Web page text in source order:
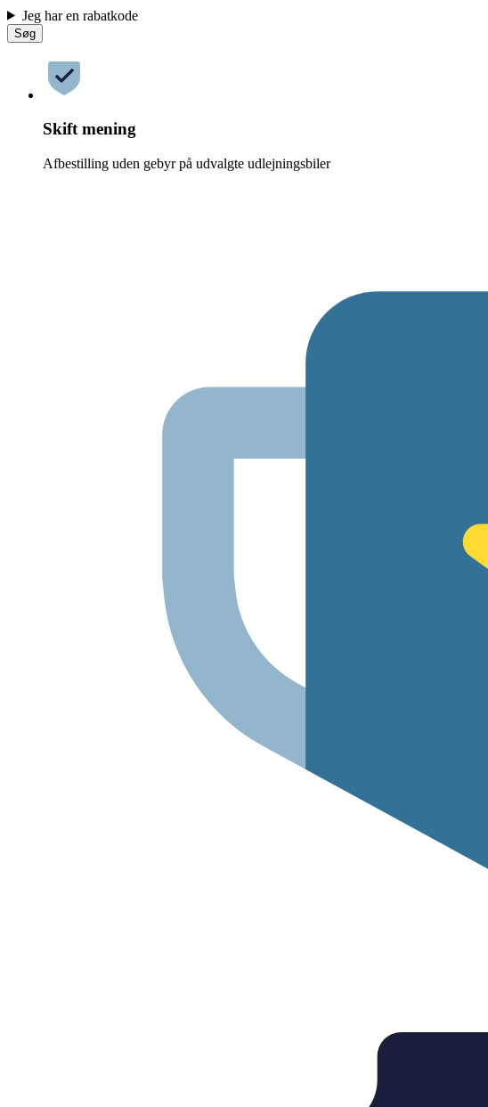
Jeg har en rabatkode
Søg
Skift mening
Afbestilling uden gebyr på udvalgte udlejningsbiler